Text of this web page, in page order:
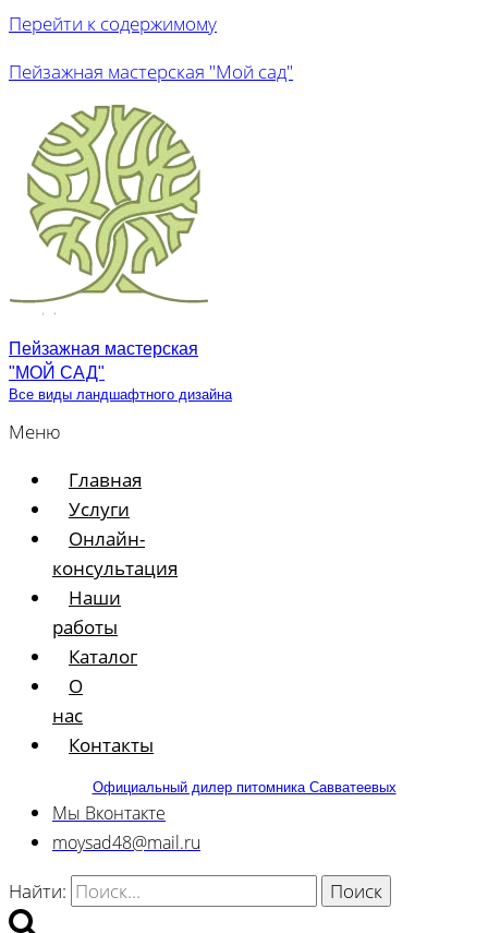
Перейти к содержимому
Пейзажная мастерская "Мой сад"
Пейзажная мастерская
"МОЙ САД"
Все виды ландшафтного дизайна
Меню
Главная
Услуги
Онлайн-
консультация
Наши
работы
Каталог
О
нас
Контакты
Официальный дилер питомника Савватеевых
Мы Вконтакте
moysad48@mail.ru
Найти: